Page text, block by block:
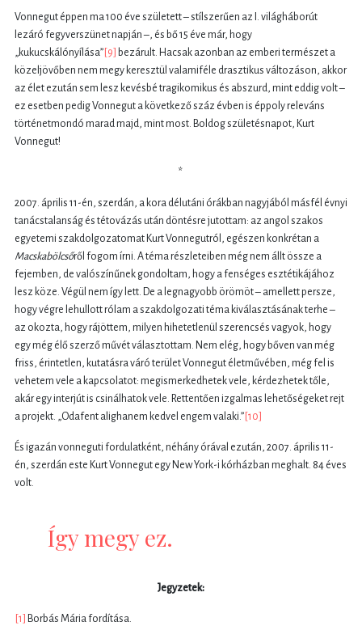
Vonnegut éppen ma 100 éve született – stílszerűen az I. világháborút
lezáró fegyverszünet napján –, és bő 15 éve már, hogy
„kukucskálónyílása” [9] bezárult. Hacsak azonban az emberi természet a
közeljövőben nem megy keresztül valamiféle drasztikus változáson, akkor
az élet ezután sem lesz kevésbé tragikomikus és abszurd, mint eddig volt –
ez esetben pedig Vonnegut a következő száz évben is éppoly releváns
történetmondó marad majd, mint most. Boldog születésnapot, Kurt
Vonnegut!
*
2007. április 11-én, szerdán, a kora délutáni órákban nagyjából másfél évnyi
tanácstalanság és tétovázás után döntésre jutottam: az angol szakos
egyetemi szakdolgozatomat Kurt Vonnegutról, egészen konkrétan a
Macskabölcsőről fogom írni. A téma részleteiben még nem állt össze a
fejemben, de valószínűnek gondoltam, hogy a fenséges esztétikájához
lesz köze. Végül nem így lett. De a legnagyobb örömöt – amellett persze,
hogy végre lehullott rólam a szakdolgozati téma kiválasztásának terhe –
az okozta, hogy rájöttem, milyen hihetetlenül szerencsés vagyok, hogy
egy még élő szerző művét választottam. Nem elég, hogy bőven van még
friss, érintetlen, kutatásra váró terület Vonnegut életművében, még fel is
vehetem vele a kapcsolatot: megismerkedhetek vele, kérdezhetek tőle,
akár egy interjút is csinálhatok vele. Rettentően izgalmas lehetőségeket rejt
a projekt. „Odafent alighanem kedvel engem valaki.” [10]
És igazán vonneguti fordulatként, néhány órával ezután, 2007. április 11-
én, szerdán este Kurt Vonnegut egy New York-i kórházban meghalt. 84 éves
volt.
Így megy ez.
Jegyzetek:
[1] Borbás Mária fordítása.